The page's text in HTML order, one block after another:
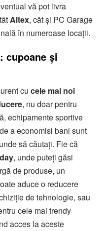
vă pot livra
Altex, cât și PC Garage
în numeroase locații.
cupoane și
cu cele mai noi
, nu doar pentru
echipamente sportive
a economisi bani sunt
să căutați. Fie că
, unde puteți găsi
de produse, un
aduce o reducere
de tehnologie, sau
cele mai trendy
acces la aceste